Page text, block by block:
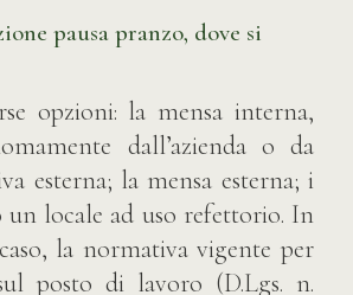
pausa pranzo, dove si
opzioni: la mensa interna,
dall’azienda o da
esterna; la mensa esterna; i
un locale ad uso refettorio. In
la normativa vigente per
posto di lavoro (D.Lgs. n.